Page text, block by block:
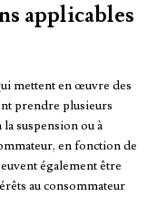
applicables
mettent en œuvre des
prendre plusieurs
suspension ou à
en fonction de
également être
au consommateur